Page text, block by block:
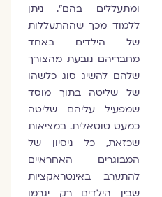
ומתעללים בהם". ניתן
ללמוד מכך שההתעללות
של הילדים באחד
מחבריהם נובעת מהצורך
שלהם להשיג סוג כלשהו
של שליטה בתוך מוסד
שמפעיל עליהם שליטה
כמעט טוטאלית. במציאות
שכזאת, כל ניסיון של
המבוגרים האחראיים
להתערב באינטראקציות
שבין הילדים רק יגרמו